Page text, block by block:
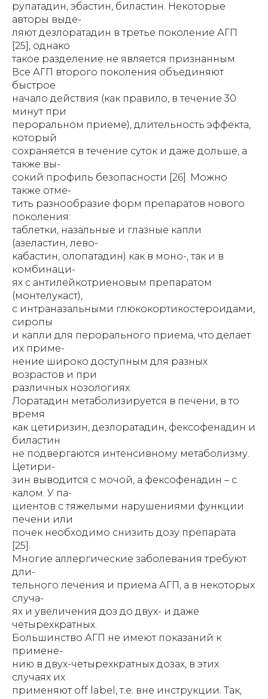
рупатадин, эбастин, биластин. Некоторые
авторы выде-
ляют дезлоратадин в третье поколение АГП
[25], однако
такое разделение не является признанным.
Все АГП второго поколения объединяют
быстрое
начало действия (как правило, в течение 30
минут при
пероральном приеме), длительность эффекта,
который
сохраняется в течение суток и даже дольше, а
также вы-
сокий профиль безопасности [26]. Можно
также отме-
тить разнообразие форм препаратов нового
поколения:
таблетки, назальные и глазные капли
(азеластин, лево-
кабастин, олопатадин) как в моно-, так и в
комбинаци-
ях с антилейкотриеновым препаратом
(монтелукаст),
с интраназальными глюкокортикостероидами,
сиропы
и капли для перорального приема, что делает
их приме-
нение широко доступным для разных
возрастов и при
различных нозологиях.
Лоратадин метаболизируется в печени, в то
время
как цетиризин, дезлоратадин, фексофенадин и
биластин
не подвергаются интенсивному метаболизму.
Цетири-
зин выводится с мочой, а фексофенадин – с
калом. У па-
циентов с тяжелыми нарушениями функции
печени или
почек необходимо снизить дозу препарата
[25].
Многие аллергические заболевания требуют
дли-
тельного лечения и приема АГП, а в некоторых
случа-
ях и увеличения доз до двух- и даже
четырехкратных.
Большинство АГП не имеют показаний к
примене-
нию в двух-четырехкратных дозах, в этих
случаях их
применяют off label, т.е. вне инструкции. Так,